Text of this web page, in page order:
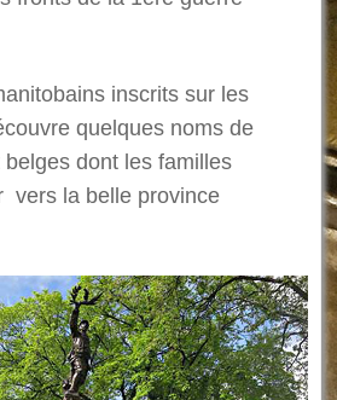
inscrits sur les
quelques noms de
dont les familles
vers la belle province